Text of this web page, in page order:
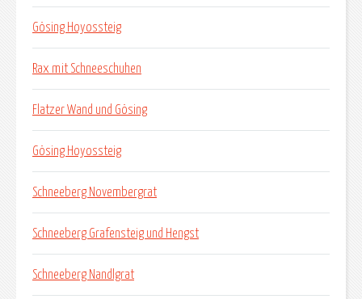
Gösing Hoyossteig
Rax mit Schneeschuhen
Flatzer Wand und Gösing
Gösing Hoyossteig
Schneeberg Novembergrat
Schneeberg Grafensteig und Hengst
Schneeberg Nandlgrat